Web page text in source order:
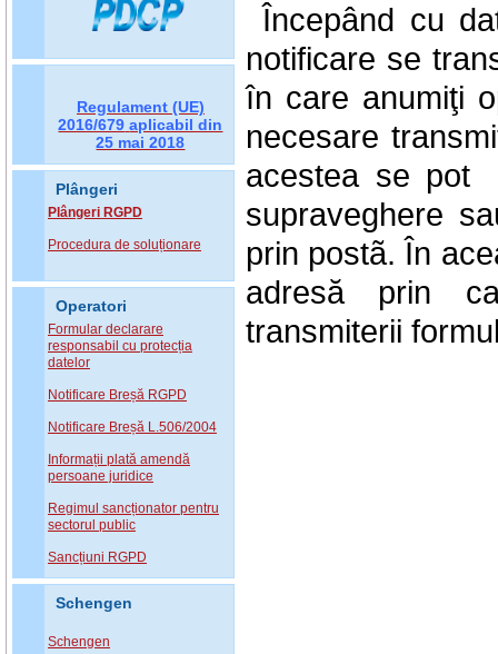
Regulament (UE)
2016/679 aplicabil din
25 mai 2018
Plângeri
Plângeri RGPD
Procedura de soluționare
Operatori
Formular declarare
responsabil cu protecția
datelor
Notificare Breșă RGPD
Notificare Breșă L.506/2004
Informații plată amendă
persoane juridice
Regimul sancționator pentru
sectorul public
Sancțiuni RGPD
Schengen
Schengen
Începând cu
notificare se
în care anumiţi
necesare
acestea se pot
supraveghere
prin postã. În
adresă prin
transmiterii